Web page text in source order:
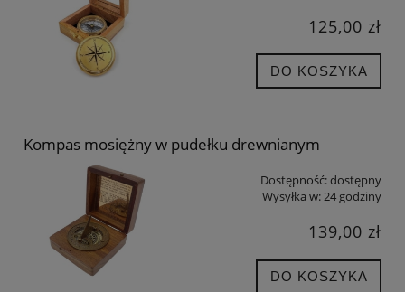
125,00 zł
DO KOSZYKA
Kompas mosiężny w pudełku drewnianym
Dostępność:dostępny
Wysyłka w:24 godziny
139,00 zł
DO KOSZYKA